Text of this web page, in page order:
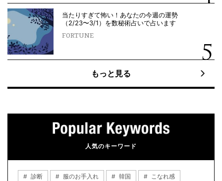
当たりすぎて怖い！あなたの今週の運勢
（2/23〜3/1）を数秘術占いで占います
FORTUNE
もっと見る
人気のキーワード
診断 服のお手入れ 韓国
こなれ感